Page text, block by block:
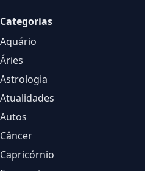
Categorias
Aquário
Áries
Astrologia
Atualidades
Autos
Câncer
Capricórnio